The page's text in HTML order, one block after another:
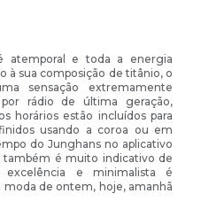
atemporal e toda a energia
à sua composição de titânio, o
sensação extremamente
rádio de última geração,
horários estão incluídos para
usando a coroa ou em
do Junghans no aplicativo
também é muito indicativo de
excelência e minimalista é
de ontem, hoje, amanhã